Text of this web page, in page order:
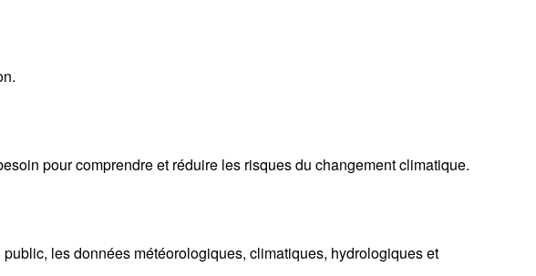
pour comprendre et réduire les risques du changement climatique.
les données météorologiques, climatiques, hydrologiques et